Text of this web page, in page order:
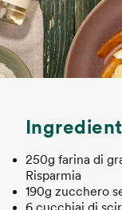
250g farina di
Risparmia
190g zucchero